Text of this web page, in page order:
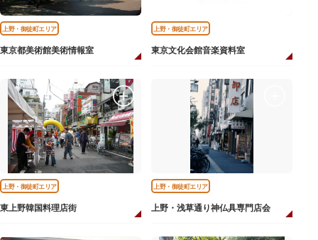
上野・御徒町エリア
東京都美術館美術情報室
上野・御徒町エリア
東京文化会館音楽資料室
上野・御徒町エリア
東上野韓国料理店街
上野・御徒町エリア
上野・浅草通り神仏具専門店会